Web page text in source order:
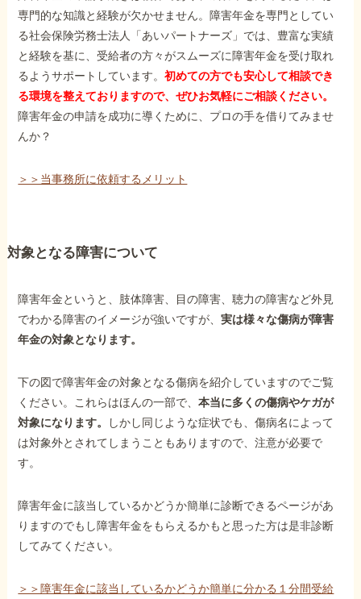
専門的な知識と経験が欠かせません。障害年金を専門としてい
る社会保険労務士法人「あいパートナーズ」では、豊富な実績
と経験を基に、受給者の方々がスムーズに障害年金を受け取れ
るようサポートしています。初めての方でも安心して相談でき
る環境を整えておりますので、ぜひお気軽にご相談ください。
障害年金の申請を成功に導くために、プロの手を借りてみませ
んか？
＞＞当事務所に依頼するメリット
対象となる障害について
障害年金というと、肢体障害、目の障害、聴力の障害など外見
でわかる障害のイメージが強いですが、実は様々な傷病が障害
年金の対象となります。
下の図で障害年金の対象となる傷病を紹介していますのでご覧
ください。これらはほんの一部で、本当に多くの傷病やケガが
対象になります。
しかし同じような症状でも、傷病名によって
は対象外とされてしまうこともありますので、注意が必要で
す。
障害年金に該当しているかどうか簡単に診断できるページがあ
りますのでもし障害年金をもらえるかもと思った方は是非診断
してみてください。
＞＞障害年金に該当しているかどうか簡単に分かる１分間受給